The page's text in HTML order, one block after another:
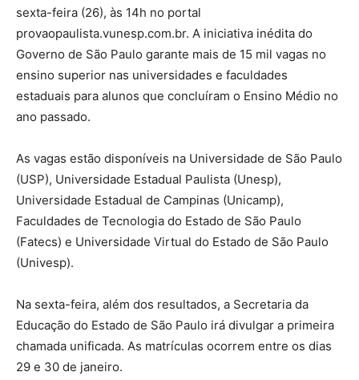
sexta-feira (26), às 14h no portal
provaopaulista.vunesp.com.br. A iniciativa inédita do
Governo de São Paulo garante mais de 15 mil vagas no
ensino superior nas universidades e faculdades
estaduais para alunos que concluíram o Ensino Médio no
ano passado.
As vagas estão disponíveis na Universidade de São Paulo
(USP), Universidade Estadual Paulista (Unesp),
Universidade Estadual de Campinas (Unicamp),
Faculdades de Tecnologia do Estado de São Paulo
(Fatecs) e Universidade Virtual do Estado de São Paulo
(Univesp).
Na sexta-feira, além dos resultados, a Secretaria da
Educação do Estado de São Paulo irá divulgar a primeira
chamada unificada. As matrículas ocorrem entre os dias
29 e 30 de janeiro.